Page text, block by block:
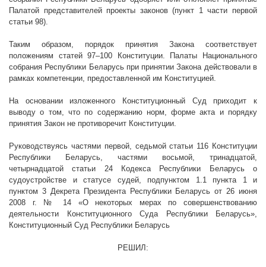
Палатой представителей проекты законов (пункт 1 части первой
статьи 98).
Таким образом, порядок принятия Закона соответствует
положениям статей 97–100 Конституции. Палаты Национального
собрания Республики Беларусь при принятии Закона действовали в
рамках компетенции, предоставленной им Конституцией.
На основании изложенного Конституционный Суд приходит к
выводу о том, что по содержанию норм, форме акта и порядку
принятия Закон не противоречит Конституции.
Руководствуясь частями первой, седьмойстатьи 116 Конституции
Республики Беларусь, частями восьмой, тринадцатой,
четырнадцатой статьи 24 Кодекса Республики Беларусь о
судоустройстве и статусе судей, подпунктом 1.1 пункта 1 и
пунктом 3 Декрета Президента Республики Беларусь от 26 июня
2008 г. № 14 «О некоторых мерах по совершенствованию
деятельности Конституционного Суда Республики Беларусь»,
Конституционный Суд Республики Беларусь
РЕШИЛ: